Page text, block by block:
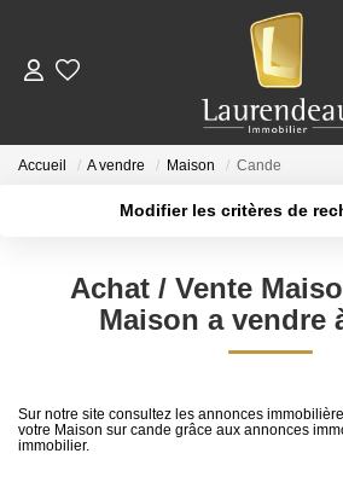
ACHETER
Télécharger Le Dossier De
Accueil A vendre Maison Cande
Modifier les critères de
Sélectionnez...
Type de bien
Surface
Créer une alerte
Achat / Vente
Maison a vendre
Sur notre site consultez les annonces
votre Maison sur cande grâce aux annonces
immobilier.